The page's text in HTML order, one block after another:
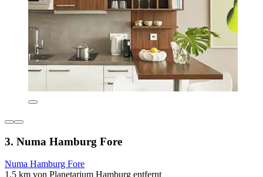
3. Numa Hamburg Fore
Numa Hamburg Fore
1,5 km von Planetarium Hamburg entfernt